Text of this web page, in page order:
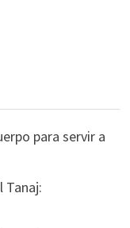
para servir a
Tanaj: